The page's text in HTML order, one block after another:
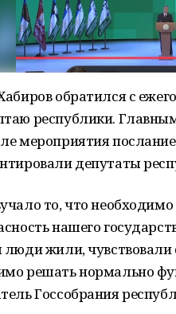
обратился с
республики.
мероприятия
депутаты
то, что
нашего
жили, чувствовали
решать нормально
Госсобрания